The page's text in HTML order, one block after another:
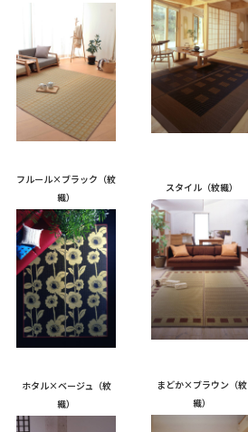
フルール×ブラック（紋
織）
スタイル（紋織）
ホタル×ベージュ（紋
織）
まどか×ブラウン（紋
織）